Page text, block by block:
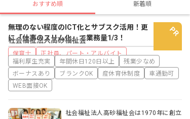
おすすめ順 新着順
社会福祉法人高砂福祉会
保育士 正社員、パート・アルバイト
無理のない程度のICT化とサブスク活用！更
に「仕事のスリム化」で業務量1/3！
福利厚生充実 年間休日120日以上
残業少なめ
ボーナスあり
ブランクOK 産休育休制度
車通勤可
WEB面接OK
社会福祉法人高砂福祉会は1970年に創立